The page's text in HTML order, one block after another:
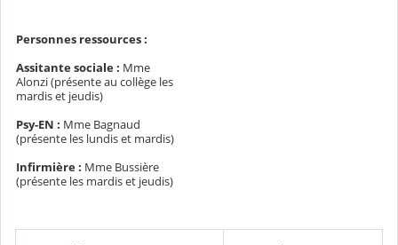
Personnes ressources :
Assitante sociale : Mme
Alonzi (présente au collège les
mardis et jeudis)
Psy-EN : Mme Bagnaud
(présente les lundis et mardis)
Infirmière : Mme Bussière
(présente les mardis et jeudis)